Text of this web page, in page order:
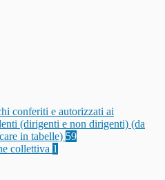
conferiti e autorizzati ai
(dirigenti e non dirigenti) (da
in tabelle) 59
collettiva 1